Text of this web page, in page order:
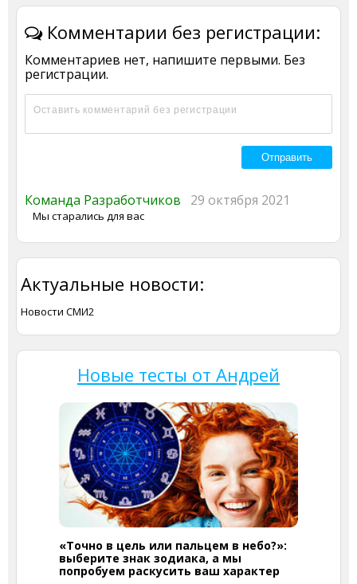
Комментарии без регистрации:
Комментариев нет, напишите первыми. Без
регистрации.
Команда Разработчиков 29 октября 2021
Мы старались для вас
Актуальные новости:
Новости СМИ2
Новые тесты от Андрей
«Точно в цель или пальцем в небо?»:
выберите знак зодиака, а мы
попробуем раскусить ваш характер